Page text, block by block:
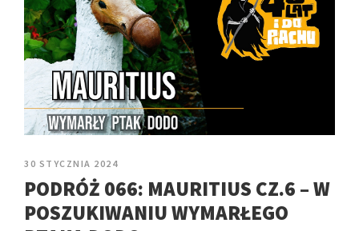
30 STYCZNIA 2024
PODRÓŻ 066: MAURITIUS CZ.6 – W
POSZUKIWANIU WYMARŁEGO